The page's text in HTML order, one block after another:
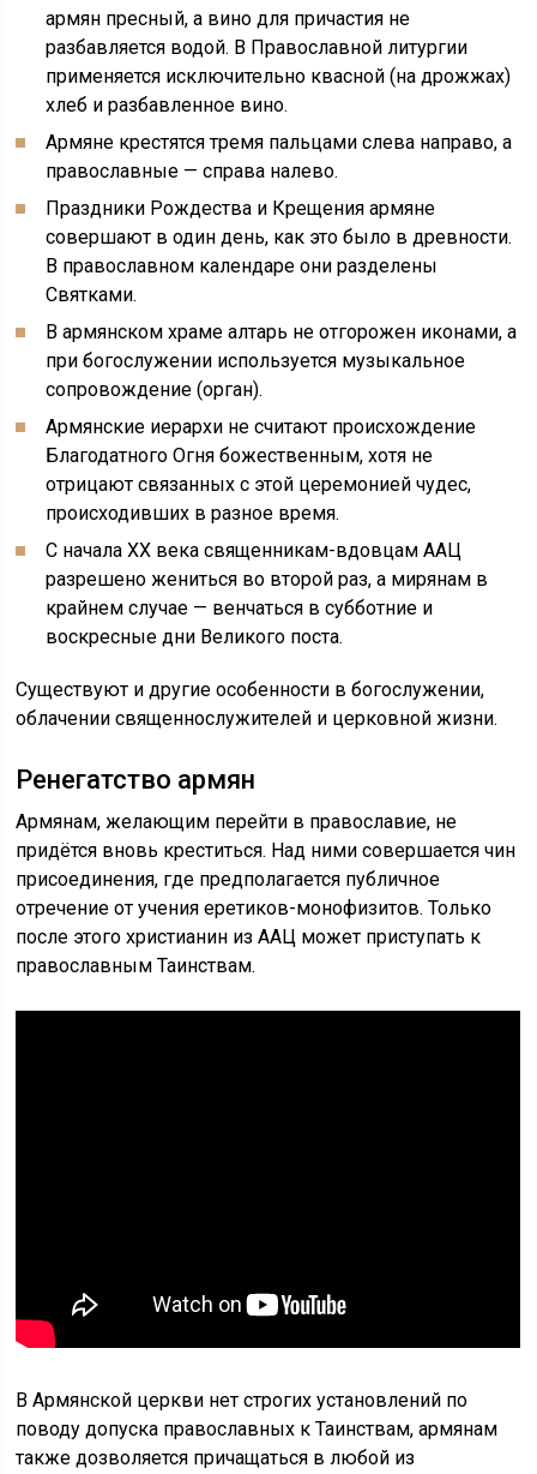
армян пресный, а вино для причастия не
разбавляется водой. В Православной литургии
применяется исключительно квасной (на дрожжах)
хлеб и разбавленное вино.
Армяне крестятся тремя пальцами слева направо, а
православные — справа налево.
Праздники Рождества и Крещения армяне
совершают в один день, как это было в древности.
В православном календаре они разделены
Святками.
В армянском храме алтарь не отгорожен иконами, а
при богослужении используется музыкальное
сопровождение (орган).
Армянские иерархи не считают происхождение
Благодатного Огня божественным, хотя не
отрицают связанных с этой церемонией чудес,
происходивших в разное время.
С начала XX века священникам-вдовцам ААЦ
разрешено жениться во второй раз, а мирянам в
крайнем случае — венчаться в субботние и
воскресные дни Великого поста.
Существуют и другие особенности в богослужении,
облачении священнослужителей и церковной жизни.
Ренегатство армян
Армянам, желающим перейти в православие, не
придётся вновь креститься. Над ними совершается чин
присоединения, где предполагается публичное
отречение от учения еретиков-монофизитов. Только
после этого христианин из ААЦ может приступать к
православным Таинствам.
В Армянской церкви нет строгих установлений по
поводу допуска православных к Таинствам, армянам
также дозволяется причащаться в любой из